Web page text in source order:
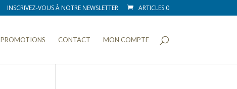
INSCRIVEZ-VOUS À NOTRE NEWSLETTER ARTICLES 0
PROMOTIONS CONTACT MON COMPTE